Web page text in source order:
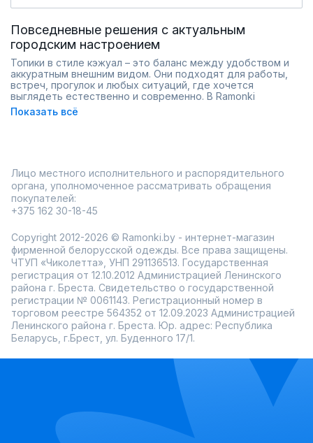
Повседневные решения с актуальным
городским настроением
Топики в стиле кэжуал – это баланс между удобством и
аккуратным внешним видом. Они подходят для работы,
встреч, прогулок и любых ситуаций, где хочется
выглядеть естественно и современно. В Ramonki
представлены модели, которые легко адаптируются под
разные образы и помогают собрать практичный гардероб
коллекциях можно найти спокойные однотонные
варианты, модели с лаконичными принтами, интересными
вырезами и мягкими линиями кроя. Особое внимание
уделено комфорту тканей и удобной посадке.
большой ассортимент размеров;
регулярные новинки и сезонные скидки;
удобный заказ онлайн.
В Ramonki легко подобрать топик в стиле кэжуал под
разное настроение и сезон. Такие модели помогают
выглядеть собранно без лишней строгости и отлично
подходят для активного городского ритма.
Показать всё
Лицо местного исполнительного и распорядительного
органа, уполномоченное рассматривать обращения
покупателей:
+375 162 30-18-45
Copyright 2012-2026 © Ramonki.by - интернет-магазин
фирменной белорусской одежды. Все права защищены.
ЧТУП «Чиколетта», УНП 291136513. Государственная
регистрация от 12.10.2012 Администрацией Ленинского
района г. Бреста. Свидетельство о государственной
регистрации № 0061143. Регистрационный номер в
торговом реестре 564352 от 12.09.2023 Администрацией
Ленинского района г. Бреста. Юр. адрес: Республика
Беларусь, г.Брест, ул. Буденного 17/1.